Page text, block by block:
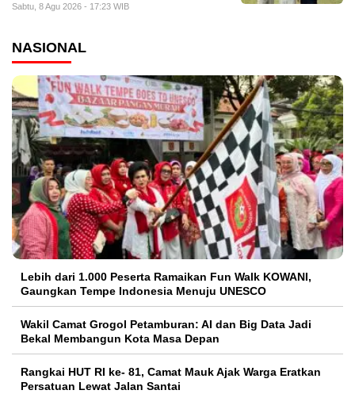
Sabtu, 8 Agu 2026 - 17:23 WIB
NASIONAL
Lebih dari 1.000 Peserta Ramaikan Fun Walk KOWANI,
Gaungkan Tempe Indonesia Menuju UNESCO
Wakil Camat Grogol Petamburan: AI dan Big Data Jadi
Bekal Membangun Kota Masa Depan
Rangkai HUT RI ke- 81, Camat Mauk Ajak Warga Eratkan
Persatuan Lewat Jalan Santai